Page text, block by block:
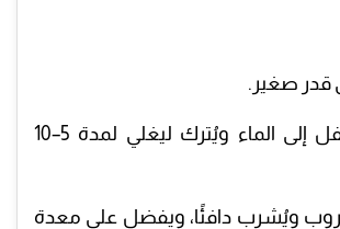
2. يُضاف القرنفل إلى الماء ويُترك ليغلي لمدة 5–10
ويُشرب دافئًا، ويفضل على معدة